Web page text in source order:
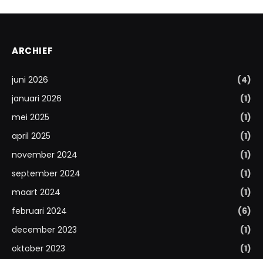
ARCHIEF
juni 2026
(4)
januari 2026
(1)
mei 2025
(1)
april 2025
(1)
november 2024
(1)
september 2024
(1)
maart 2024
(1)
februari 2024
(6)
december 2023
(1)
oktober 2023
(1)